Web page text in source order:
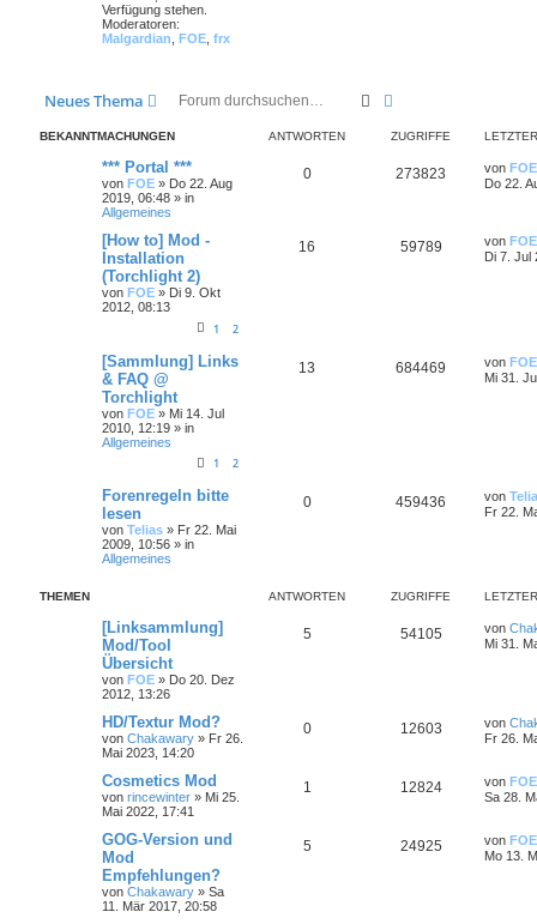
Verfügung stehen.
Moderatoren:
Malgardian FOE frx
Neues Thema Suche
BEKANNTMACHUNGEN ANTWORTEN ZUGRIFFE
*** Portal ***
von FOE » Do 22. Aug
2019, 06:48 » in
Allgemeines
0 273823 von FOE
Do 22.
[How to] Mod -
Installation
(Torchlight 2)
von FOE » Di 9. Okt
2012, 08:13
1 2
16 59789 von FOE
Di 7. Jul
[Sammlung] Links
& FAQ @
Torchlight
von FOE » Mi 14. Jul
2010, 12:19 » in
Allgemeines
1 2
13 684469 von FOE
Mi 31.
Forenregeln bitte
lesen
von Telias » Fr 22. Mai
2009, 10:56 » in
Allgemeines
0 459436 von
Fr 22.
THEMEN ANTWORTEN ZUGRIFFE
[Linksammlung]
Mod/Tool
Übersicht
von FOE » Do 20. Dez
2012, 13:26
5 54105 von
Mi 31.
HD/Textur Mod?
von Chakawary » Fr 26.
Mai 2023, 14:20
0 12603 von
Fr 26.
Cosmetics Mod
von rincewinter » Mi 25.
Mai 2022, 17:41
1 12824 von FOE
Sa 28.
GOG-Version und
Mod
Empfehlungen?
von Chakawary » Sa
11. Mär 2017, 20:58
5 24925 von FOE
Mo 13.